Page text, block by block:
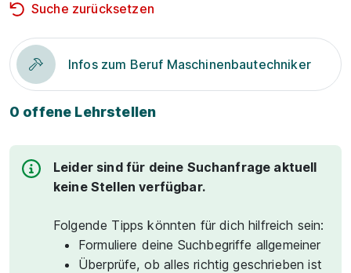
Suche zurücksetzen
Infos zum Beruf Maschinenbautechniker
0 offene Lehrstellen
Leider sind für deine Suchanfrage aktuell
keine Stellen verfügbar.
Folgende Tipps könnten für dich hilfreich sein:
Formuliere deine Suchbegriffe allgemeiner
Überprüfe, ob alles richtig geschrieben ist